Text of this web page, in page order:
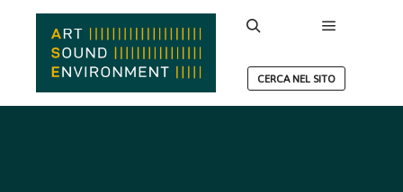
CERCA NEL SITO